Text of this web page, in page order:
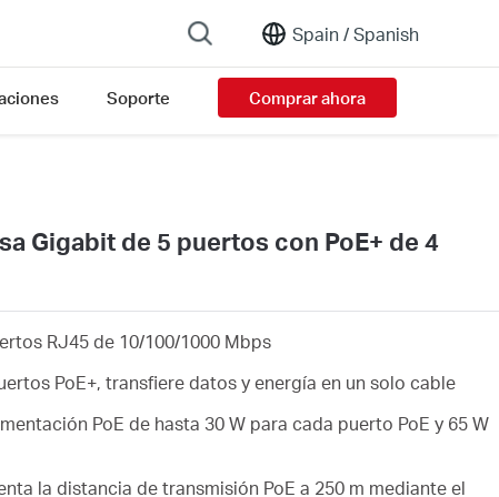
Spain /Spanish
Soporte Comprar ahora
Gigabit de 5 puertos con PoE+ de 4
RJ45 de 10/100/1000 Mbps
PoE+, transfiere datos y energía en un solo cable
PoE de hasta 30 W para cada puerto PoE y 65 W
la distancia de transmisión PoE a 250 m mediante el